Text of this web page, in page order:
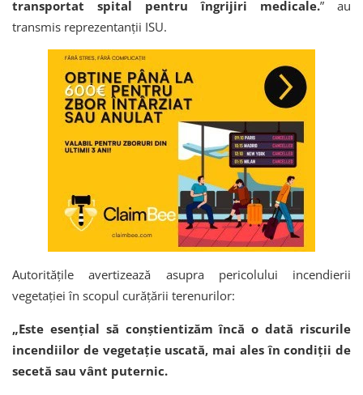
transportat spital pentru îngrijiri medicale.” au
transmis reprezentanții ISU.
Autoritățile avertizează asupra pericolului incendierii
vegetației în scopul curățării terenurilor:
„Este esențial să conștientizăm încă o dată riscurile
incendiilor de vegetație uscată, mai ales în condiții de
secetă sau vânt puternic.